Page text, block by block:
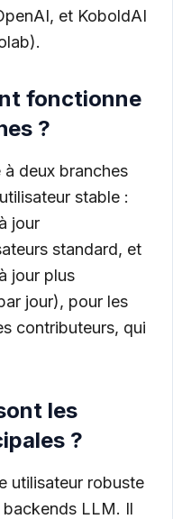
et KoboldAI
fonctionne
?
à deux branches
stable :
jour
standard, et
jour plus
jour), pour les
contributeurs, qui
les
?
utilisateur robuste
LLM. Il